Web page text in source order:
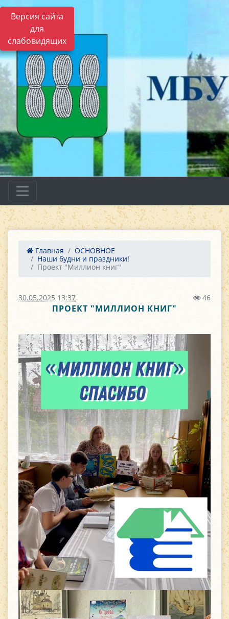
Версия сайта
для
слабовидящих
Главная
ОСНОВНОЕ
Наши будни и праздники!
Проект "Миллион книг"
30.05.2025 13:37 46
ПРОЕКТ "МИЛЛИОН КНИГ"